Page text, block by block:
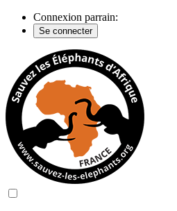
Connexion parrain:
Se connecter